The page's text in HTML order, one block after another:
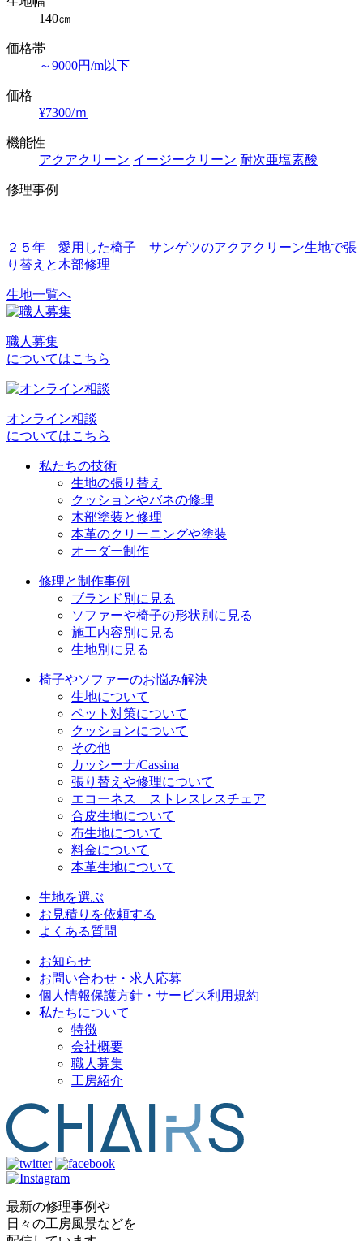
140㎝
価格帯
～9000円/m以下
価格
¥7300/ｍ
機能性
アクアクリーン イージークリーン 耐次亜塩素酸
修理事例
２５年 愛用した椅子 サンゲツのアクアクリーン生地で張
り替えと木部修理
投
ナ
ビ
ー
生地一覧へ
職人募集
についてはこちら
オンライン相談
についてはこちら
私たちの技術
生地の張り替え
クッションやバネの修理
木部塗装と修理
本革のクリーニングや塗装
オーダー制作
修理と制作事例
ブランド別に見る
ソファーや椅子の形状別に見る
施工内容別に見る
生地別に見る
椅子やソファーのお悩み解決
生地について
ペット対策について
クッションについて
その他
カッシーナ/Cassina
張り替えや修理について
エコーネス ストレスレスチェア
合皮生地について
布生地について
料金について
本革生地について
生地を選ぶ
お見積りを依頼する
よくある質問
お知らせ
お問い合わせ・求人応募
個人情報保護方針・サービス利用規約
私たちについて
特徴
会社概要
職人募集
工房紹介
最新の修理事例や
日々の工房風景などを